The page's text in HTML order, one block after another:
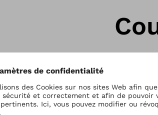
Que
course.